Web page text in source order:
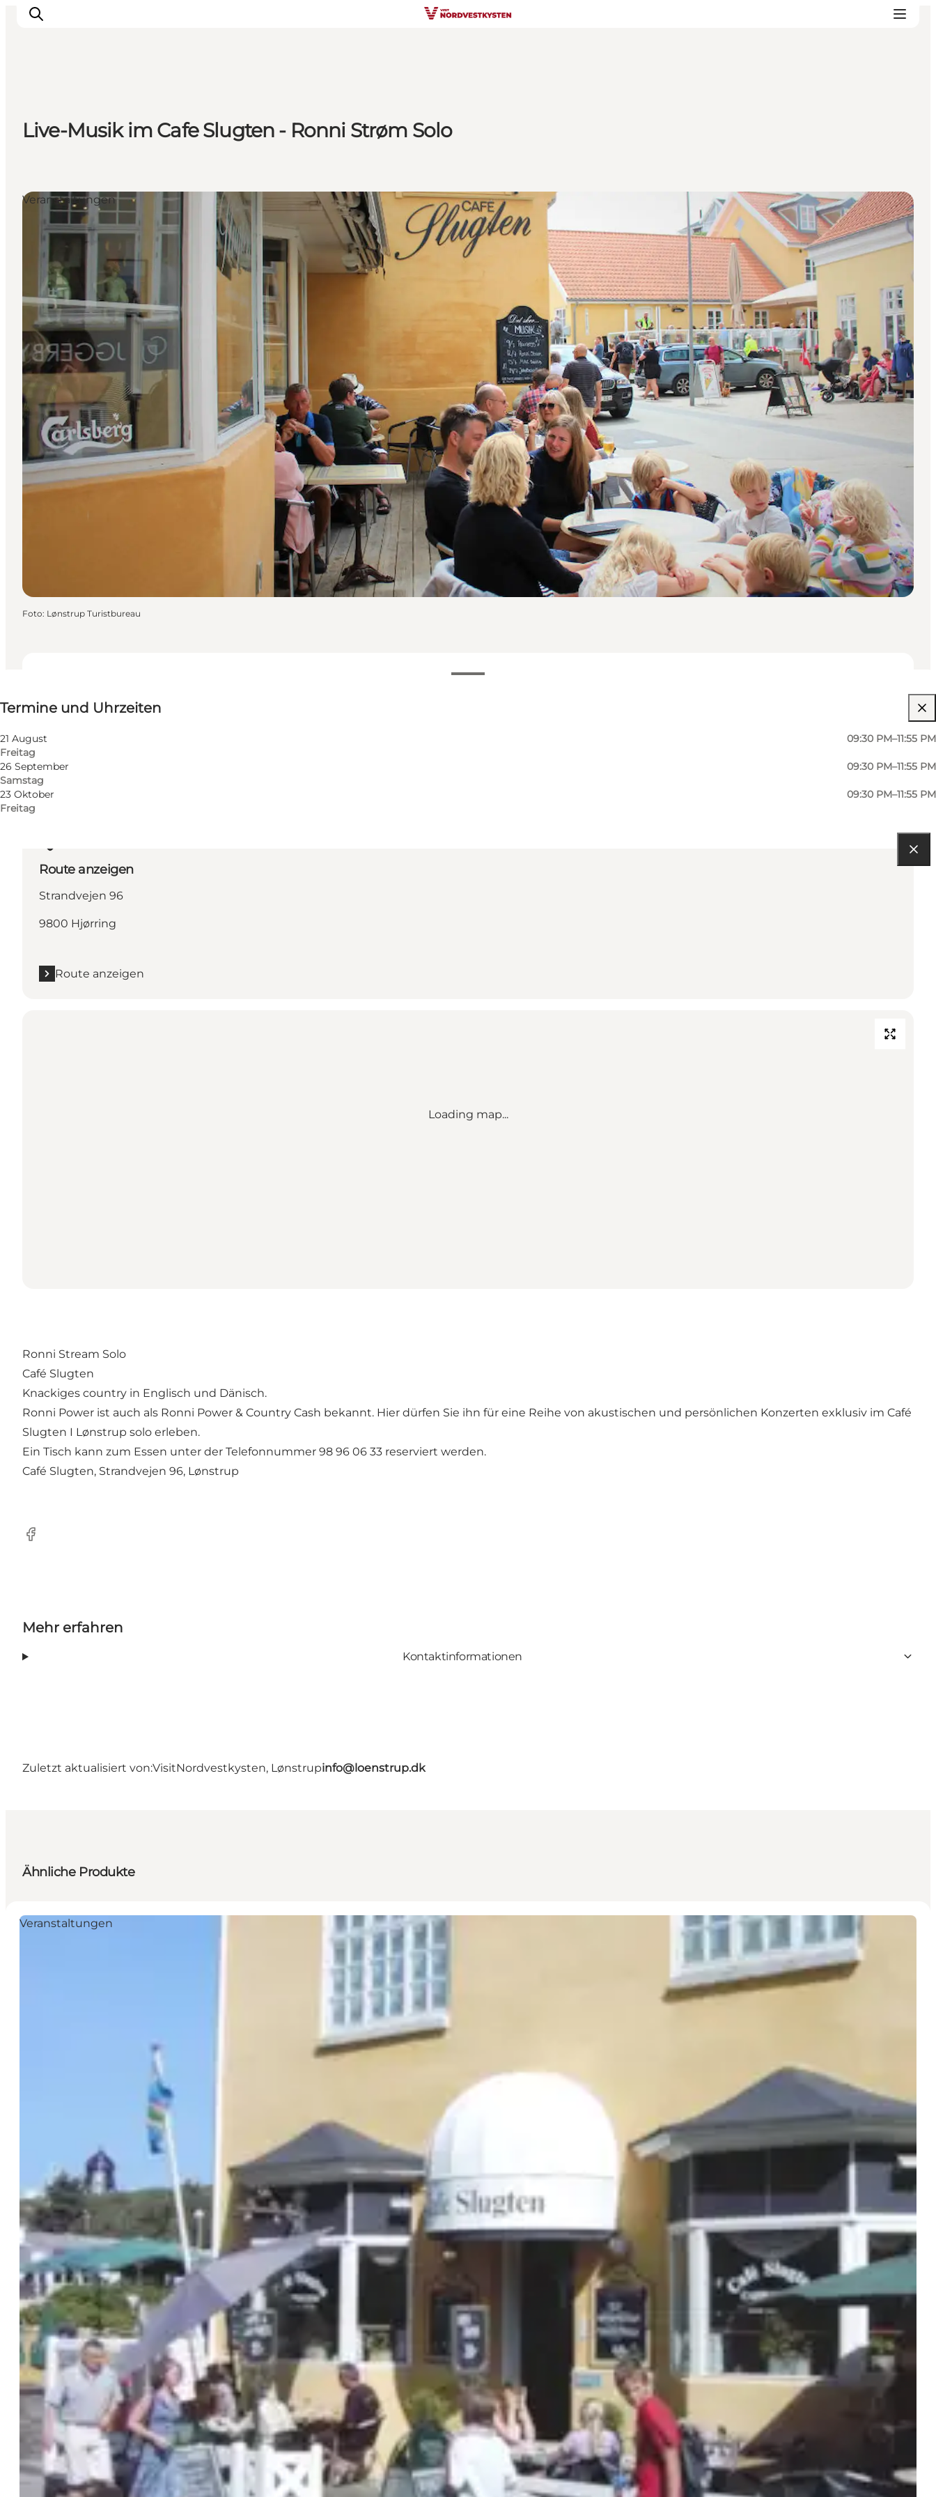
Urlaubsorte
Inspiration
Mach deine Urlaubsplanung
Live-Musik im Cafe Slugten - Ronni Strøm Solo
Termine und Uhrzeiten
21 August
Freitag
09:30 PM–11:55 PM
26 September
Samstag
09:30 PM–11:55 PM
23 Oktober
Freitag
09:30 PM–11:55 PM
Website besuchen
Veranstaltungen
Foto: Lønstrup Turistbureau
Route anzeigen
Strandvejen 96
9800 Hjørring
Route anzeigen
Loading map...
Ronni Stream Solo
Café Slugten
Knackiges country in Englisch und Dänisch.
Ronni Power ist auch als Ronni Power & Country Cash bekannt. Hier dürfen Sie ihn für eine Reihe von akustischen und persönlichen Konzerten exklusiv im Café
Slugten I Lønstrup solo erleben.
Ein Tisch kann zum Essen unter der Telefonnummer 98 96 06 33 reserviert werden.
Café Slugten, Strandvejen 96, Lønstrup
Facebook
Mehr erfahren
Kontaktinformationen
Zuletzt aktualisiert von:VisitNordvestkysten, Lønstrupinfo@loenstrup.dk
Ähnliche Produkte
Veranstaltungen